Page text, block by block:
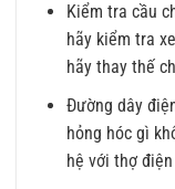
Kiểm tra cầu
hãy kiểm tra
hãy thay thế
Đường dây
hỏng hóc gì
hệ với thợ